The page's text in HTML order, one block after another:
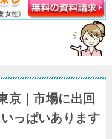
京｜市場に出回
っぱいあります